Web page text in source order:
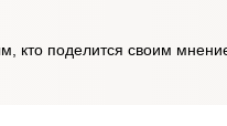
кто поделится своим